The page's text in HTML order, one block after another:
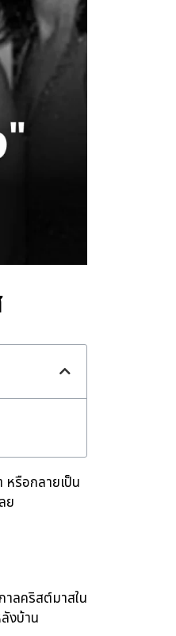
รือกลายเป็น
ย
าลคริสต์มาสใน
งบ้าน